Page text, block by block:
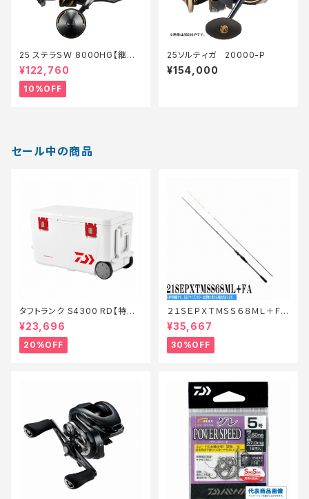
25 ステラＳＷ 8000HG【継続
セール_リール】【10】
¥122,760
10%OFF
25ソルティガ 20000-P
¥154,000
セール中の商品
タフトランク S4300 RD【特価
装備】【20】
¥23,696
20%OFF
２１ＳＥＰＸＴＭＳＳ６８ＭＬ＋ＦＡ
【特価ロッド】【30】
¥35,667
30%OFF